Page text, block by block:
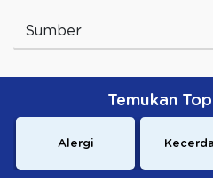
Sumber
Temukan
Alergi